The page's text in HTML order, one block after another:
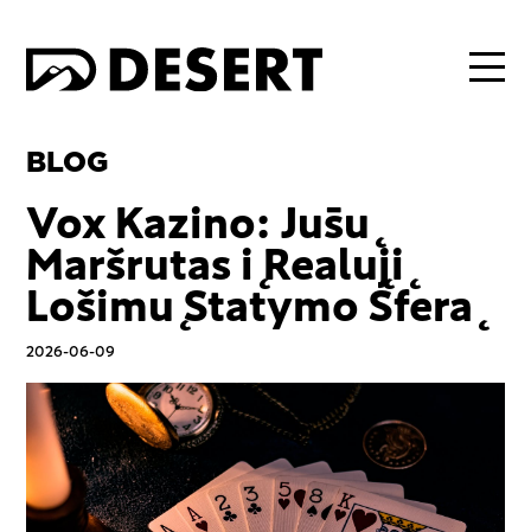
BLOG
Vox Kazino: Jūsų
Maršrutas į Realųjį
Lošimų Statymo Sferą
2026-06-09